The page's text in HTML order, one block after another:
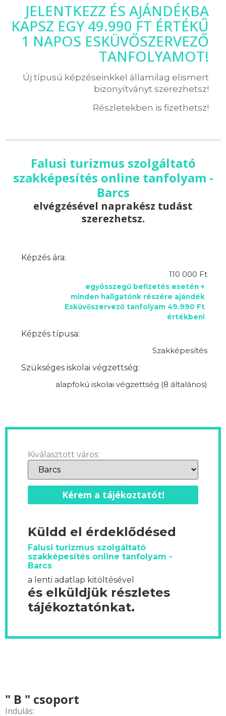
JELENTKEZZ ÉS AJÁNDÉKBA
KAPSZ EGY 49.990 FT ÉRTÉKŰ
1 NAPOS ESKÜVŐSZERVEZŐ
TANFOLYAMOT!
Új típusú képzéseinkkel államilag elismert
bizonyítványt szerezhetsz!
Részletekben is fizethetsz!
Falusi turizmus szolgáltató
szakképesítés online tanfolyam -
Barcs
elvégzésével naprakész tudást
szerezhetsz.
Képzés ára:
110 000 Ft
egyösszegű befizetés esetén +
minden hallgatónk részére ajándék
Esküvőszervező tanfolyam 49.990 Ft
értékben!
Képzés típusa:
Szakképesítés
Szükséges iskolai végzettség:
alapfokú iskolai végzettség (8 általános)
Kiválasztott város:
Kérem a tájékoztatót!
Küldd el érdeklődésed
Falusi turizmus szolgáltató
szakképesítés online tanfolyam -
Barcs
a lenti adatlap kitöltésével
és elküldjük részletes
tájékoztatónkat.
" B " csoport
Indulás: